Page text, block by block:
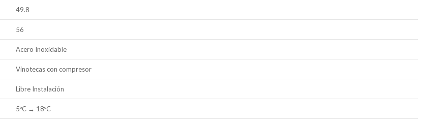
49.8
56
Acero Inoxidable
Vinotecas con compresor
Libre Instalación
5ºC → 18ºC